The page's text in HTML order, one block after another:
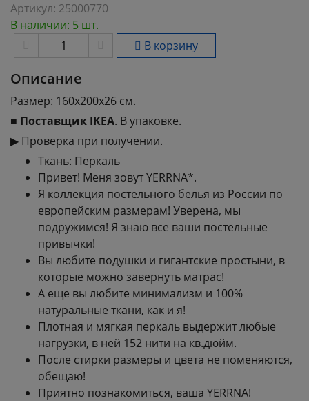
Артикул: 25000770
В наличии: 5 шт.
В корзину
Описание
Размер: 160х200х26 см.
■ Поставщик IKEA. В упаковке.
▶ Проверка при получении.
Ткань: Перкаль
Привет! Меня зовут YERRNA*.
Я коллекция постельного белья из России по
европейским размерам! Уверена, мы
подружимся! Я знаю все ваши постельные
привычки!
Вы любите подушки и гигантские простыни, в
которые можно завернуть матрас!
А еще вы любите минимализм и 100%
натуральные ткани, как и я!
Плотная и мягкая перкаль выдержит любые
нагрузки, в ней 152 нити на кв.дюйм.
После стирки размеры и цвета не поменяются,
обещаю!
Приятно познакомиться, ваша YERRNA!